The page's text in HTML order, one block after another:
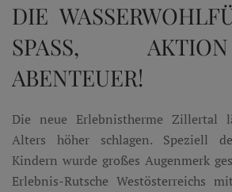
DIE
SPASS,
ABENTEUER!
Die neue Erlebnistherme Zillertal
Alters höher schlagen. Speziell
Kindern wurde großes Augenmerk
Erlebnis-Rutsche Westösterreichs